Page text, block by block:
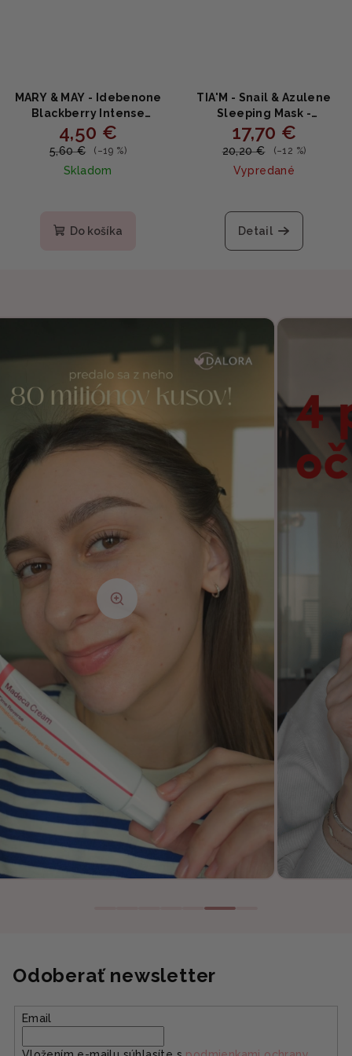
MARY & MAY - Idebenone
Blackberry Intense
Cream MINI - Intenzívny
hydratačný krém s
černicami a idebenónom
12g
4,50 €
5,60 € (–19 %)
Skladom
Do košíka
TIA'M - Snail & Azulene
Sleeping Mask -
Regeneračná nočná
maska so slimačím
mucínom a azulénom
100ml
17,70 €
20,20 € (–12 %)
Vypredané
Detail
Odoberať newsletter
Email